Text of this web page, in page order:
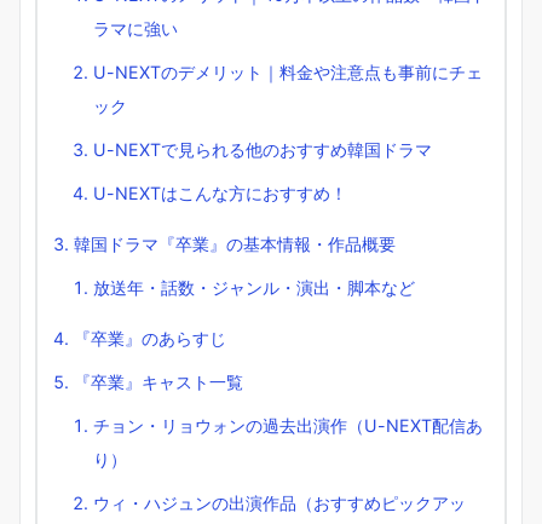
ラマに強い
U-NEXTのデメリット｜料金や注意点も事前にチェ
ック
U-NEXTで見られる他のおすすめ韓国ドラマ
U-NEXTはこんな方におすすめ！
韓国ドラマ『卒業』の基本情報・作品概要
放送年・話数・ジャンル・演出・脚本など
『卒業』のあらすじ
『卒業』キャスト一覧
チョン・リョウォンの過去出演作（U-NEXT配信あ
り）
ウィ・ハジュンの出演作品（おすすめピックアッ